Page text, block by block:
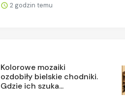
2 godzin temu
Kolorowe mozaiki
ozdobiły bielskie chodniki.
Gdzie ich szuka...